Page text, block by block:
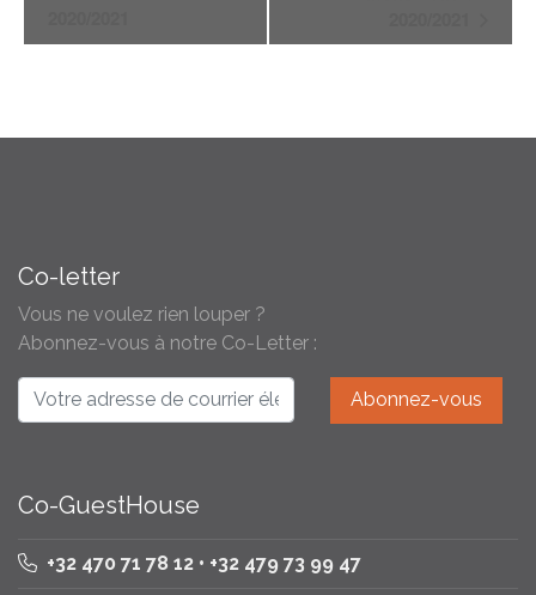
Co-letter
Vous ne voulez rien louper ?
Abonnez-vous à notre Co-Letter :
Co-GuestHouse
+32 470 71 78 12 • +32 479 73 99 47